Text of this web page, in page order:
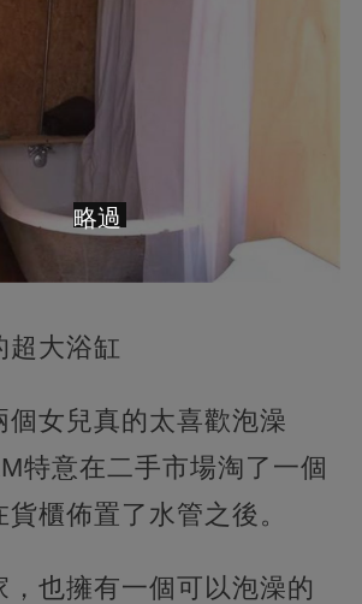
大浴缸
個女兒真的太喜歡泡澡
特意在二手市場淘了一個
櫃佈置了水管之後。
，也擁有一個可以泡澡的
略過